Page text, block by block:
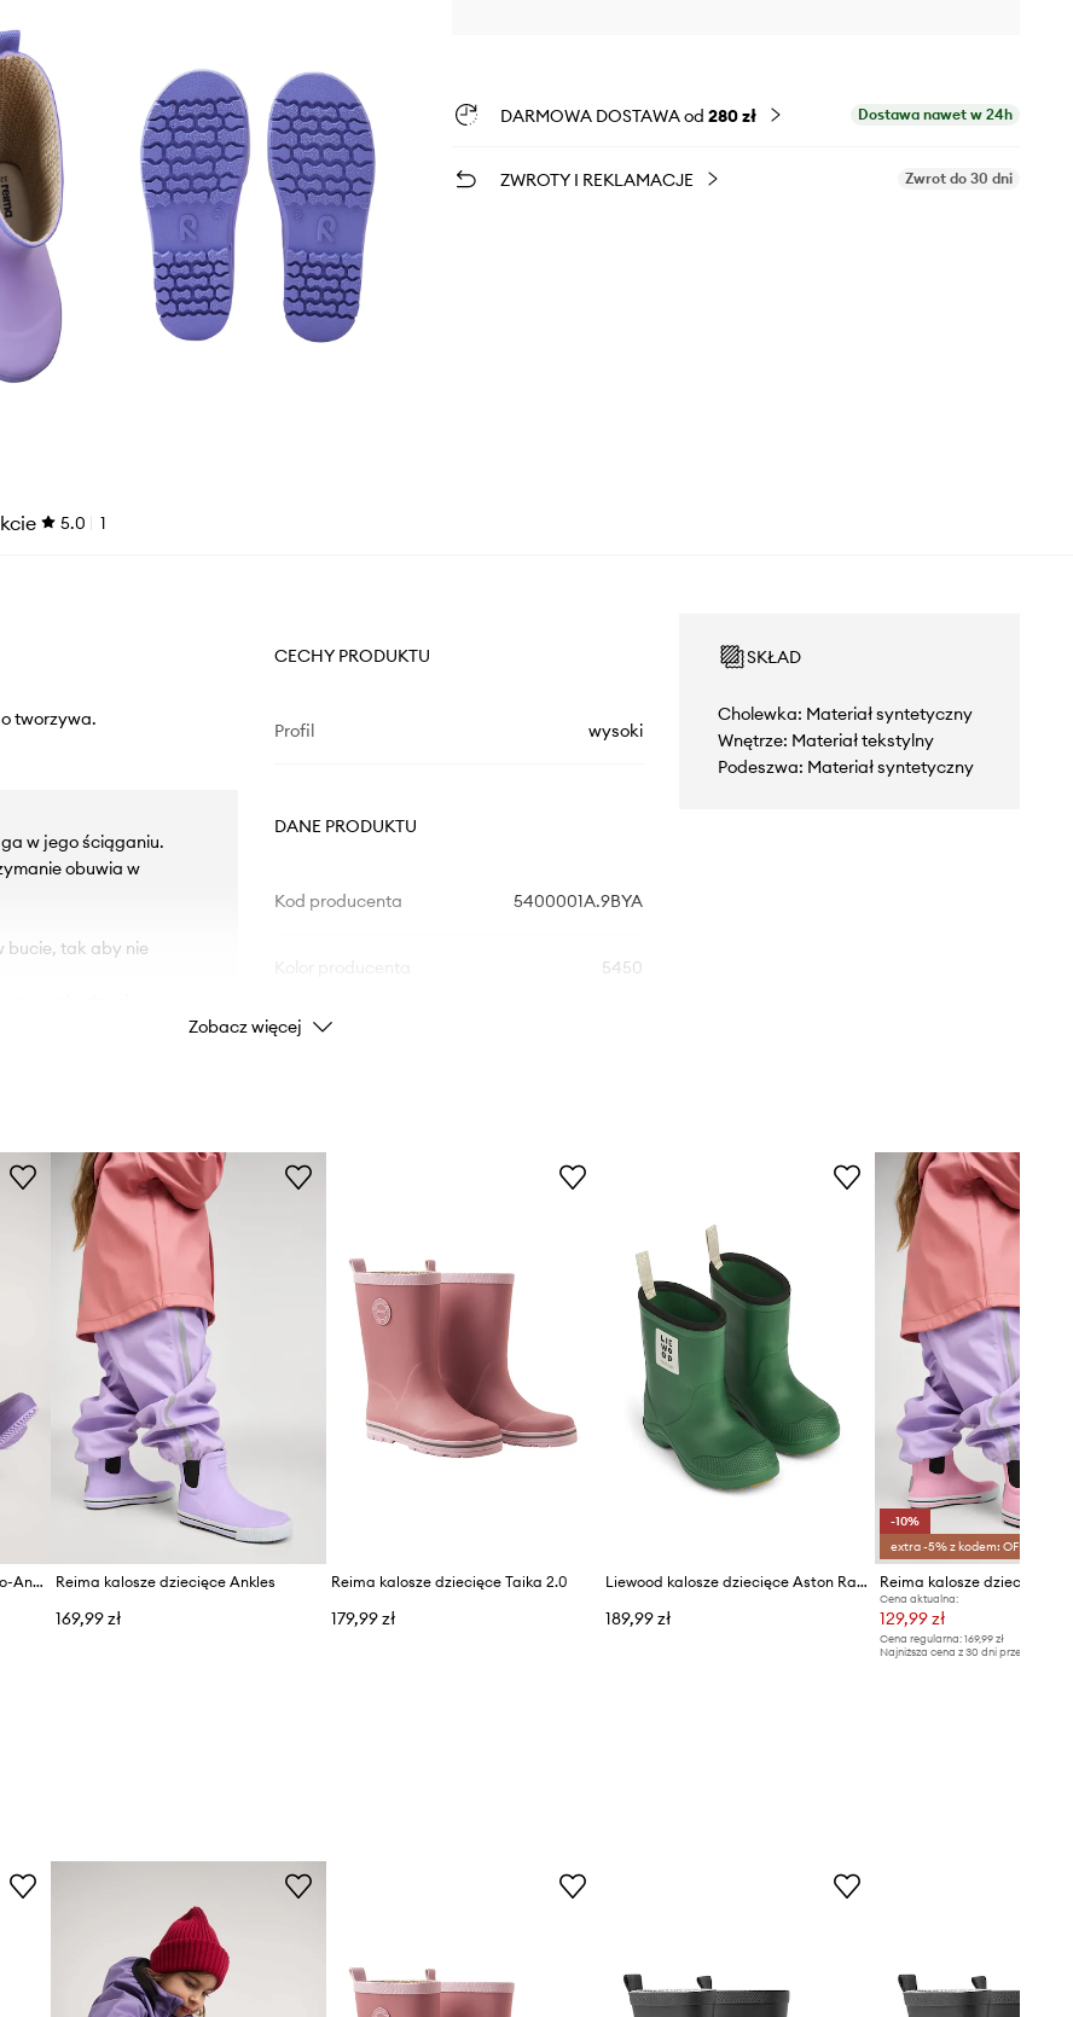
DARMOWA DOSTAWA od 280 zł Dostawa nawet w 24h
ZWROTY I REKLAMACJE Zwrot do 30 dni
5.0 1
tworzywa.
w jego ściąganiu.
obuwia w
bucie, tak aby nie
CECHY PRODUKTU
Profil wysoki
DANE PRODUKTU
Kod producenta 5400001A.9BYA
5450
Kolor
Producent
SKŁAD
Cholewka: Materiał syntetyczny
Wnętrze: Materiał tekstylny
Podeszwa: Materiał syntetyczny
Zobacz więcej
Reima kalosze dziecięce Thermo-Ankka Reima kalosze dziecięce Ankles
169,99 zł
Reima kalosze dziecięce Taika 2.0
179,99 zł
Liewood kalosze dziecięce Aston Rainboot
189,99 zł
-10%
extra -5% z kodem: OFF*
Reima kalosze dziecięce
Cena aktualna:
129,99 zł
Cena regularna: 169,99 zł
Najniższa cena z 30 dni przed obniżką: